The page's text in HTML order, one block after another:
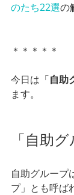
のたち22選の
＊＊＊＊＊
今日は「自助
ます。
「自助
自助グループ
プ」とも呼ば